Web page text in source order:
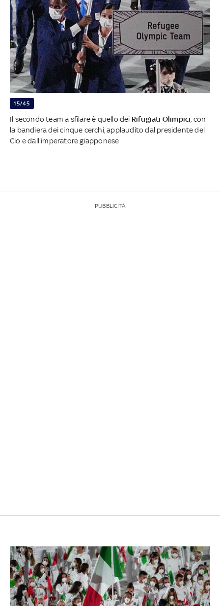
15/45
Il secondo team a sfilare è quello dei Rifugiati Olimpici , con
la bandiera dei cinque cerchi, applaudito dal presidente del
Cio e dall'imperatore giapponese
PUBBLICITÀ